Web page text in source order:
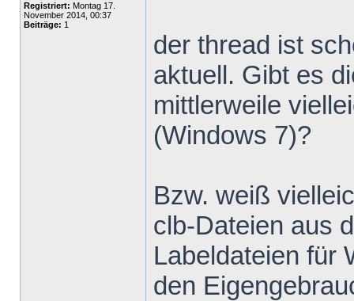
Registriert: Montag 17.
November 2014, 00:37
Beiträge: 1
der thread ist
aktuell. Gibt es
mittlerweile
(Windows 7)?
Bzw. weiß
clb-Dateien aus
Labeldateien für
den